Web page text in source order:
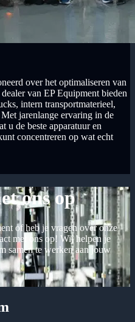
over het optimaliseren van
van EP Equipment bieden
intern transportmaterieel,
jarenlange ervaring in de
u de beste apparatuur en
concentreren op wat echt
ons op
of heb je vragen over onze
met ons op! Wij helpen je
samen te werken aan jouw